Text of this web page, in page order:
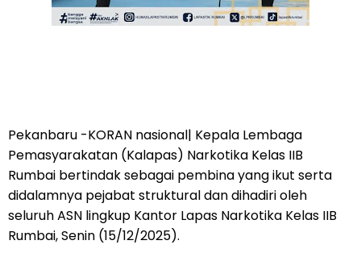
Pekanbaru -KORAN nasional| Kepala Lembaga
Pemasyarakatan (Kalapas) Narkotika Kelas IIB
Rumbai bertindak sebagai pembina yang ikut serta
didalamnya pejabat struktural dan dihadiri oleh
seluruh ASN lingkup Kantor Lapas Narkotika Kelas IIB
Rumbai, Senin (15/12/2025).